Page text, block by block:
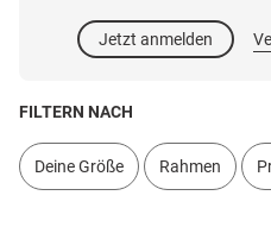
Jetzt anmelden
FILTERN NACH
Deine Größe Rahmen